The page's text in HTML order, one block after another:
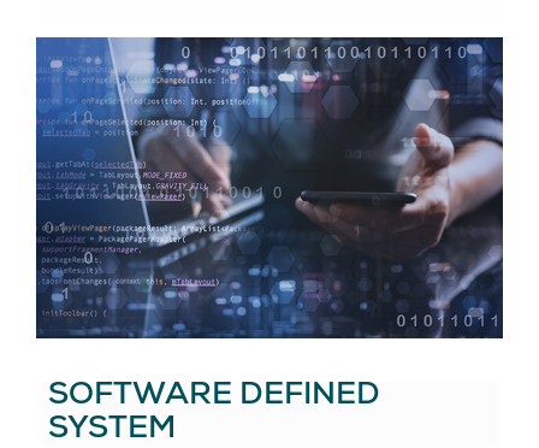
SOFTWARE DEFINED
SYSTEM